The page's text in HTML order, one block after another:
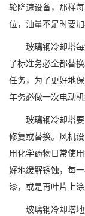
轮降速设备，那样
位，油量不足时要加
玻璃钢冷却塔每
了标准务必全都替
任务，为了更好地
年务必做一次电动机
玻璃钢冷却塔要
修复或替换。风机
用化学药物日常使
好地缓解锈蚀，每
漆，或是再叶片上
玻璃钢冷却塔地